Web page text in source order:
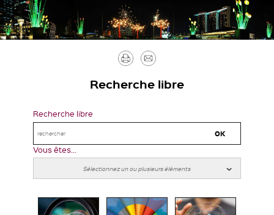
Imprimer
Recherche libre
Recherche libre
Vous êtes...